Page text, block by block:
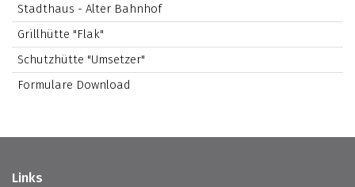
Stadthaus - Alter Bahnhof
Grillhütte "Flak"
Schutzhütte "Umsetzer"
Formulare Download
Links